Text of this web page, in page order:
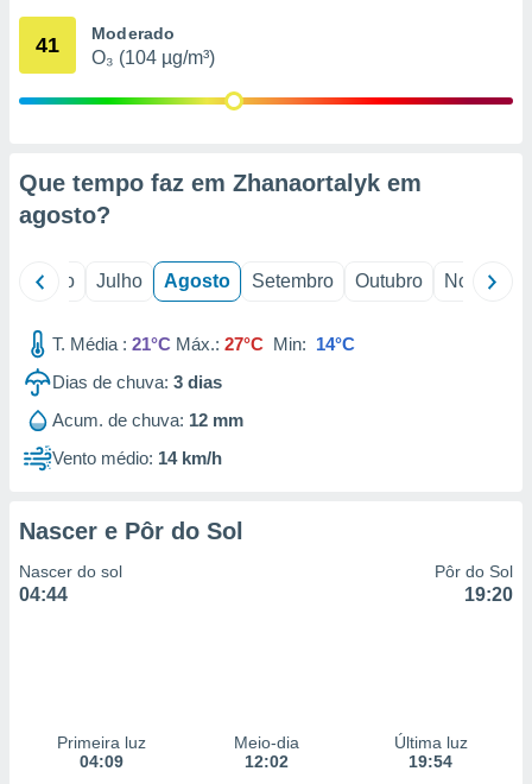
através
1199
41 Moderado
O₃ (104 µg/m³)
Que tempo faz em Zhanaortalyk em
agosto?
Junho Julho Agosto Setembro Outubro Novembro
T. Média : 21°C Máx.: 27°C Min: 14°C
Dias de chuva: 3 dias
Acum. de chuva: 12 mm
Vento médio: 14 km/h
Nascer e Pôr do Sol
Nascer do sol
04:44
Pôr do Sol
19:20
Primeira luz
04:09
Meio-dia
12:02
Última luz
19:54